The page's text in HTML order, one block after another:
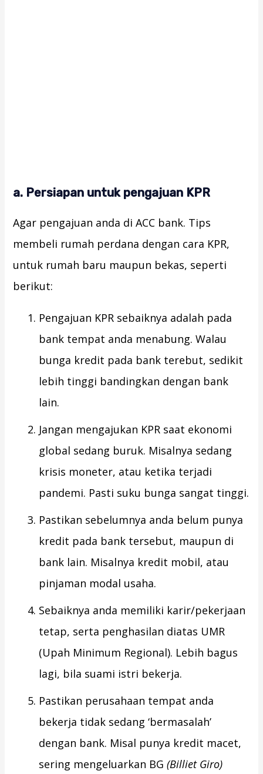
a. Persiapan untuk pengajuan KPR
Agar pengajuan anda di ACC bank. Tips
membeli rumah perdana dengan cara KPR,
untuk rumah baru maupun bekas, seperti
berikut:
Pengajuan KPR sebaiknya adalah pada
bank tempat anda menabung. Walau
bunga kredit pada bank terebut, sedikit
lebih tinggi bandingkan dengan bank
lain.
Jangan mengajukan KPR saat ekonomi
global sedang buruk. Misalnya sedang
krisis moneter, atau ketika terjadi
pandemi. Pasti suku bunga sangat tinggi.
Pastikan sebelumnya anda belum punya
kredit pada bank tersebut, maupun di
bank lain. Misalnya kredit mobil, atau
pinjaman modal usaha.
Sebaiknya anda memiliki karir/pekerjaan
tetap, serta penghasilan diatas UMR
(Upah Minimum Regional). Lebih bagus
lagi, bila suami istri bekerja.
Pastikan perusahaan tempat anda
bekerja tidak sedang ‘bermasalah’
dengan bank. Misal punya kredit macet,
sering mengeluarkan BG(Billiet Giro)